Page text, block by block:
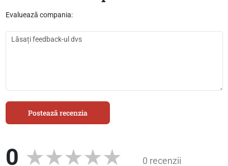
Evaluează compania:
Postează recenzia
0 0 recenzii